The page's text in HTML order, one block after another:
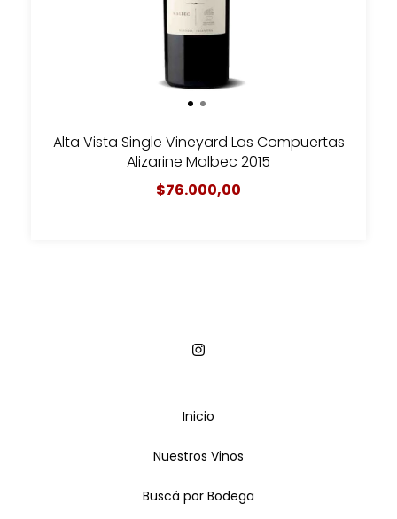
Alta Vista Single Vineyard Las Compuertas
Alizarine Malbec 2015
$76.000,00
Inicio
Nuestros Vinos
Buscá por Bodega